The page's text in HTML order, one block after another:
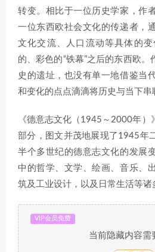
转变。相比于一位历史学家，作
一位东西欧社会文化的传递者，
文化交流、人口流动等具体的
的、彩色的“铁幕”之后的东西欧。
史的遗址，也没有单一地借鉴当
和变化的点点滴滴将历史与当下串
《德意志文化（1945～2000年）
部分，图文并茂地展现了1945年
半个多世纪的德意志文化的发展
中的哲学、文学、绘画、音乐、
筑及工业设计，以及日常生活等诸
VIP会员免费
当前隐藏内容需